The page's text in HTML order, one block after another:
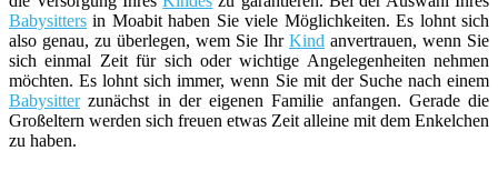
Babysitters in Moabit haben Sie viele Möglichkeiten. Es lohnt sich
also genau, zu überlegen, wem Sie Ihr Kind anvertrauen, wenn Sie
sich einmal Zeit für sich oder wichtige Angelegenheiten nehmen
möchten. Es lohnt sich immer, wenn Sie mit der Suche nach einem
Babysitterzunächst in der eigenen Familie anfangen. Gerade die
Großeltern werden sich freuen etwas Zeit alleine mit dem Enkelchen
zu haben.